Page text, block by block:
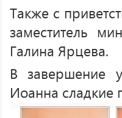
Также с
заместитель
Галина Ярцева.
В завершение
Иоанна сладкие